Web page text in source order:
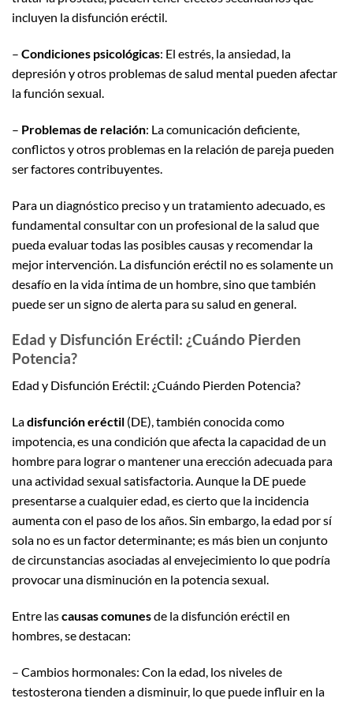
incluyen la disfunción eréctil.
– Condiciones psicológicas: El estrés, la ansiedad, la
depresión y otros problemas de salud mental pueden afectar
la función sexual.
– Problemas de relación: La comunicación deficiente,
conflictos y otros problemas en la relación de pareja pueden
ser factores contribuyentes.
Para un diagnóstico preciso y un tratamiento adecuado, es
fundamental consultar con un profesional de la salud que
pueda evaluar todas las posibles causas y recomendar la
mejor intervención. La disfunción eréctil no es solamente un
desafío en la vida íntima de un hombre, sino que también
puede ser un signo de alerta para su salud en general.
Edad y Disfunción Eréctil: ¿Cuándo Pierden
Potencia?
Edad y Disfunción Eréctil: ¿Cuándo Pierden Potencia?
Ladisfunción eréctil (DE), también conocida como
impotencia, es una condición que afecta la capacidad de un
hombre para lograr o mantener una erección adecuada para
una actividad sexual satisfactoria. Aunque la DE puede
presentarse a cualquier edad, es cierto que la incidencia
aumenta con el paso de los años. Sin embargo, la edad por sí
sola no es un factor determinante; es más bien un conjunto
de circunstancias asociadas al envejecimiento lo que podría
provocar una disminución en la potencia sexual.
Entre lascausas comunesde la disfunción eréctil en
hombres, se destacan:
– Cambios hormonales: Con la edad, los niveles de
testosterona tienden a disminuir, lo que puede influir en la